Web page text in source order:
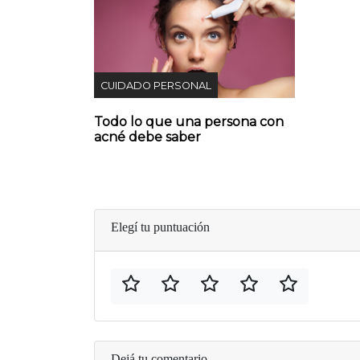
CUIDADO PERSONAL
Todo lo que una persona con
acné debe saber
Elegí tu puntuación